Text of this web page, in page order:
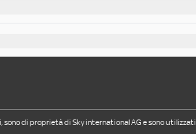
di proprietà di Sky international AG e sono utilizzati